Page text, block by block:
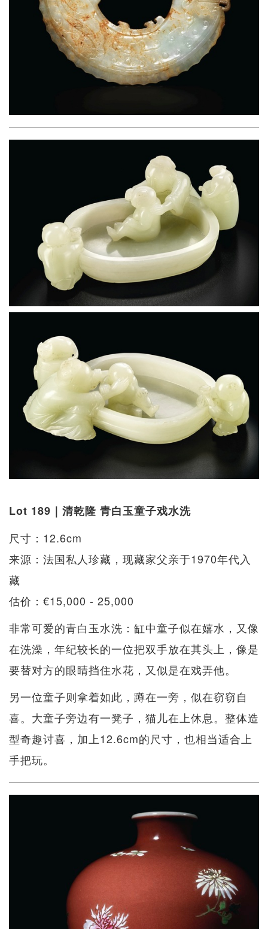
Lot 189｜清乾隆 青白玉童子戏水洗
尺寸：12.6cm
来源：法国私人珍藏，现藏家父亲于1970年代入
藏
​​​​估价：€15,000 - 25,000
非常可爱的青白玉水洗：缸中童子似在嬉水，又像
在洗澡，年纪较长的一位把双手放在其头上，像是
要替对方的眼睛挡住水花，又似是在戏弄他。
另一位童子则拿着如此，蹲在一旁，似在窃窃自
喜。大童子旁边有一凳子，猫儿在上休息。整体造
型奇趣讨喜，加上12.6cm的尺寸，也相当适合上
手把玩。